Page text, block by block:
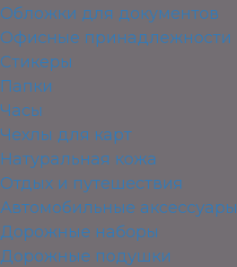
Обложки для документов
Офисные принадлежности
Стикеры
Папки
Часы
Чехлы для карт
Натуральная кожа
Отдых и путешествия
Автомобильные аксессуары
Дорожные наборы
Дорожные подушки